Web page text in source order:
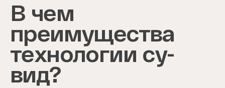
В чем
преимущества
технологии су-
вид?